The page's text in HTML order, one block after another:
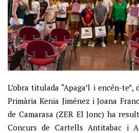
L’obra titulada “Apaga’l i encén-
Primària Kenia Jiménez i Joana
de Camarasa (ZER El Jonc) ha
Concurs de Cartells Antitabac i